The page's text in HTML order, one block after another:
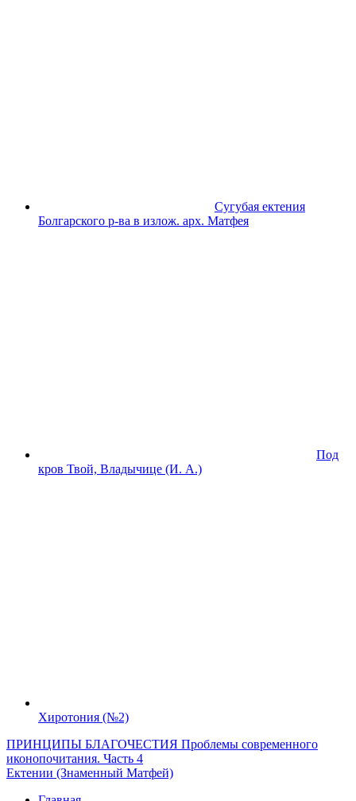
Сугубая ектения
Болгарского р-ва в излож. арх. Матфея
Под
кров Твой, Владычице (И. А.)
Хиротония (№2)
ПРИНЦИПЫ БЛАГОЧЕСТИЯ Проблемы современного
иконопочитания. Часть 4
Ектении (Знаменный Матфей)